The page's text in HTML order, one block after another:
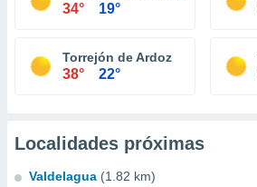
34° 19°
Torrejón de Ardoz
38° 22°
Localidades próximas
Valdelagua (1.82 km)